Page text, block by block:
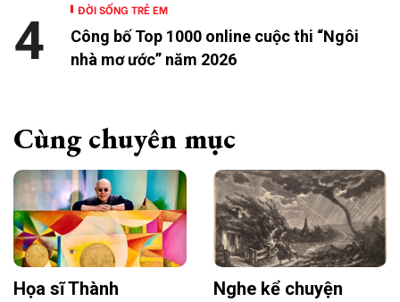
ĐỜI SỐNG TRẺ EM
Công bố Top 1000 online cuộc thi “Ngôi
nhà mơ ước” năm 2026
4
Cùng chuyên mục
Họa sĩ Thành
Nghe kể chuyện